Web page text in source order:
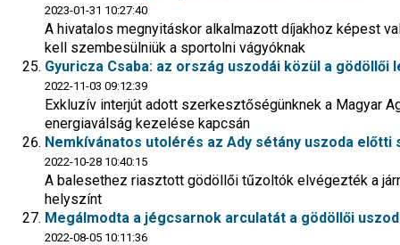
2023-01-31 10:27:40
A hivatalos megnyitáskor alkalmazott díjakhoz képest
kell szembesülniük a sportolni vágyóknak
Gyuricza Csaba: az ország uszodái közül a gödöllői
2022-11-03 09:12:39
Exkluzív interjút adott szerkesztőségünknek a Magyar
energiaválság kezelése kapcsán
Nemkívánatos utolérés az Ady sétány uszoda előtti
2022-10-28 10:40:15
A balesethez riasztott gödöllői tűzoltók elvégezték a
helyszínt
Megálmodta a jégcsarnok arculatát a gödöllői
2022-08-05 10:11:36